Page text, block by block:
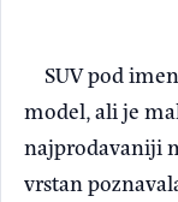
SUV pod
model, ali je
najprodavaniji
vrstan